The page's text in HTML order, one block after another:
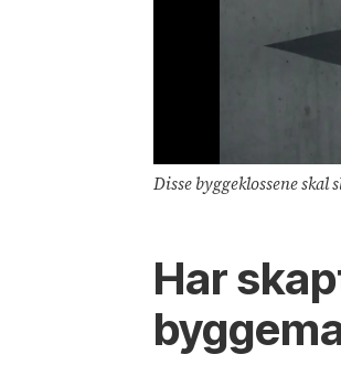
Disse byggeklossene
Har